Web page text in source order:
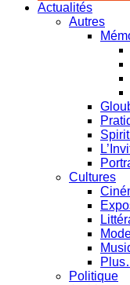
Actualités
Autres
Cultures
Politique